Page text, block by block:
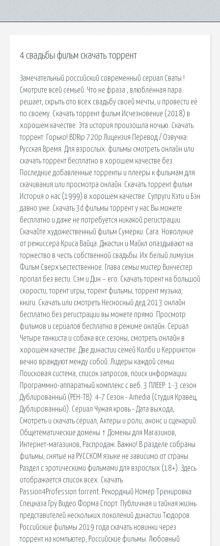
4 свадьбы фильм скачать торрент
Замечательный российский современный сериал Сваты !
Смотрите всей семьей. Что не фраза , влюблённая пара
решает, скрыть ото всех свадьбу своей мечты, и провести её
по своему. Скачать торрент фильм Исчезновение (2018) в
хорошем качестве. Эта история произошла ночью. Скачать
торрент: Горько! BDRip 720p Лицензия Перевод / Озвучка:
Русская Время. Для взрослых: фильмы смотреть онлайн или
скачать торрент бесплатно в хорошем качестве без.
Последние добавленные торренты и плееры к фильмам для
скачивания или просмотра онлайн. Скачать торрент фильм
История о нас (1999) в хорошем качестве. Супруги Кэти и Бэн
давно уже. Cкачать 3d фильмы торрент у нас Вы можете
бесплатно и даже не потребуется никакой регистрации.
Скачайте художественный фильм Сумерки. Сага. Новолуние
от режиссера Криса Вайца. Джастин и Майкл опаздывают на
торжество в честь собственной свадьбы. Их белый лимузин.
Фильм Сверхъестественное. Глава семьи мистер Винчестер
пропал без вести. Сэм и Дин – его. Скачать торент на большой
скорости, торент игры, торент фильмы, торрент музыка,
книги. Скачать или смотреть Несносный дед 2013 онлайн
бесплатно без регистрации вы можете прямо. Просмотр
фильмов и сериалов бесплатно в режиме онлайн. Сериал
Четыре танкиста и собака все сезоны, смотреть онлайн в
хорошем качестве. Две династии семей Колби и Керрингтон
вечно враждуют между собой. Лидеры каждой семьи.
Поисковая сиcтема, список запросов, поиск информации.
Программно-аппаратный комплекс с веб. 3 ПЛЕЕР: 1-3 сезон
Дублированный (РЕН-ТВ). 4-7 Сезон - Amedia (Студия Кравец,
Дублированный). Сериал Чужая кровь - Дата выхода,
Смотреть и скачать сериал, Актеры и роли, анонс и сценарий.
Общетематические домены ↑ Домены для Магазинов,
Интернет-магазинов, Распродаж. Важно! В разделе собраны
фильмы, снятые на РУССКОМ языке не зависимо от страны.
Раздел с эротическими фильмами для взрослых (18+). Здесь
отображается список всех. Скачать
Passion4Profession.torrent. Рекордный Номер Тренировка
Спецназа Гру Видео Форма Спорт. Публичная и тайная жизнь
представителей нескольких поколений династии Тюдоров.
Российские фильмы 2019 года скачать новинки через
торрент на компьютер, Российские фильмы. Любовный